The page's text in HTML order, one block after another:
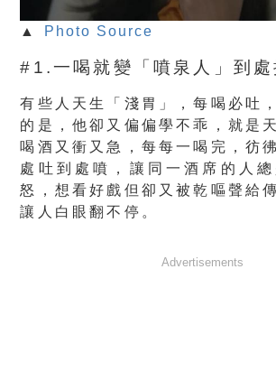
▲ Photo Source
#1.一喝就變「噴泉人」到處
有些人天生「淺胃」，每喝必吐
的是，他卻又偏偏學不乖，就是
喝酒又衝又急，每每一喝完，彷
處吐到處噴，讓同一酒席的人總
怒，想看好戲但卻又被乾嘔聲給
讓人白眼翻不停。
Advertisements